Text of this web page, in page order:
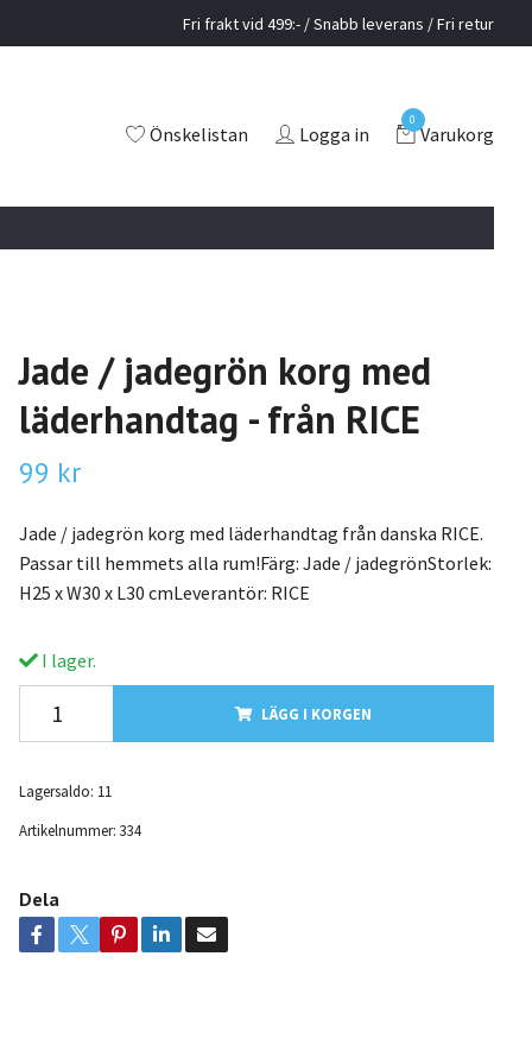
Fri frakt vid 499:- / Snabb leverans / Fri retur
Önskelistan Logga in
0
Varukorg
Jade / jadegrön korg med
läderhandtag - från RICE
99 kr
Jade / jadegrön korg med läderhandtag från danska RICE.
Passar till hemmets alla rum!Färg: Jade / jadegrönStorlek:
H25 x W30 x L30 cmLeverantör: RICE
I lager.
LÄGG I KORGEN
Lagersaldo: 11
Artikelnummer: 334
Dela